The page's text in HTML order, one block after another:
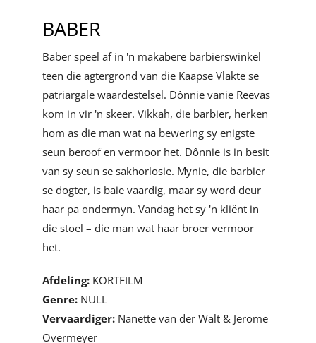
BABER
Baber speel af in 'n makabere barbierswinkel
teen die agtergrond van die Kaapse Vlakte se
patriargale waardestelsel. Dônnie vanie Reevas
kom in vir 'n skeer. Vikkah, die barbier, herken
hom as die man wat na bewering sy enigste
seun beroof en vermoor het. Dônnie is in besit
van sy seun se sakhorlosie. Mynie, die barbier
se dogter, is baie vaardig, maar sy word deur
haar pa ondermyn. Vandag het sy 'n kliënt in
die stoel – die man wat haar broer vermoor
het.
Afdeling:KORTFILM
Genre:NULL
Vervaardiger:Nanette van der Walt & Jerome
Overmeyer